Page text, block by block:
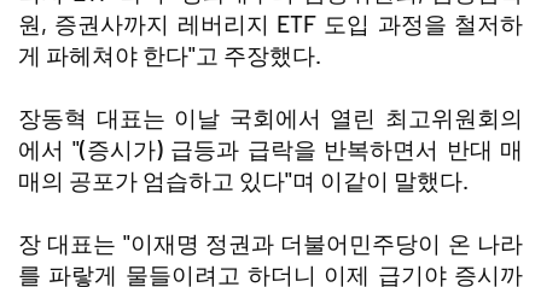
원, 증권사까지 레버리지 ETF 도입 과정을 철저하
게 파헤쳐야 한다"고 주장했다.
장동혁 대표는 이날 국회에서 열린 최고위원회의
에서 "(증시가) 급등과 급락을 반복하면서 반대 매
매의 공포가 엄습하고 있다"며 이같이 말했다.
장 대표는 "이재명 정권과 더불어민주당이 온 나라
를 파랗게 물들이려고 하더니 이제 급기야 증시까